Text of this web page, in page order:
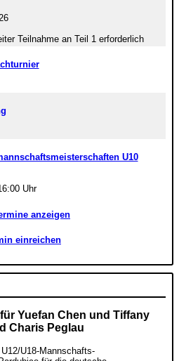
Teilnahme an Teil 1 erforderlich
U10
Uhr
anzeigen
einreichen
Yuefan Chen und Tiffany
Charis Peglau
U18-Mannschafts-